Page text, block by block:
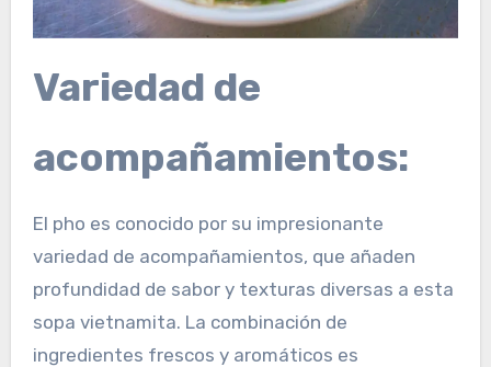
Variedad de
acompañamientos:
El pho es conocido por su impresionante
variedad de acompañamientos, que añaden
profundidad de sabor y texturas diversas a esta
sopa vietnamita. La combinación de
ingredientes frescos y aromáticos es